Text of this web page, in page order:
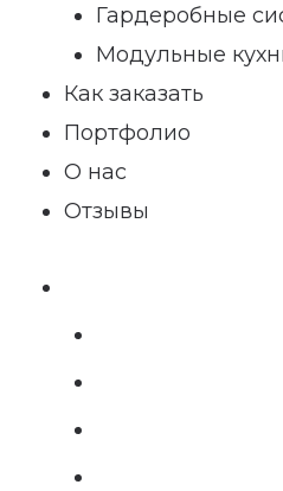
Гардеробные
Модульные
Как заказать
Портфолио
О нас
Отзывы